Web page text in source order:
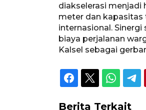
diakselerasi menjadi
meter dan kapasitas
internasional.
biaya perjalanan
Kalsel sebagai
Berita Terkait